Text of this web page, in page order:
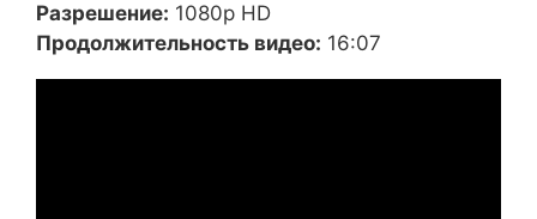
Разрешение: 1080p HD
Продолжительность видео: 16:07